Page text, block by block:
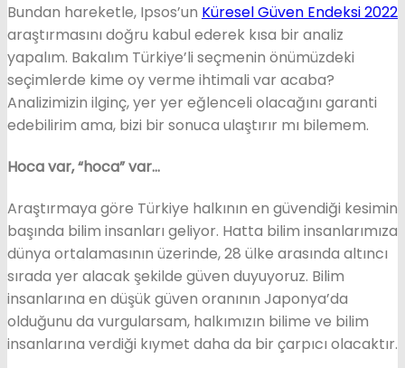
Bundan hareketle, Ipsos’un Küresel Güven Endeksi 2022
araştırmasını doğru kabul ederek kısa bir analiz
yapalım. Bakalım Türkiye’li seçmenin önümüzdeki
seçimlerde kime oy verme ihtimali var acaba?
Analizimizin ilginç, yer yer eğlenceli olacağını garanti
edebilirim ama, bizi bir sonuca ulaştırır mı bilemem.
Hoca var, “hoca” var…
Araştırmaya göre Türkiye halkının en güvendiği kesimin
başında bilim insanları geliyor. Hatta bilim insanlarımıza
dünya ortalamasının üzerinde, 28 ülke arasında altıncı
sırada yer alacak şekilde güven duyuyoruz. Bilim
insanlarına en düşük güven oranının Japonya’da
olduğunu da vurgularsam, halkımızın bilime ve bilim
insanlarına verdiği kıymet daha da bir çarpıcı olacaktır.